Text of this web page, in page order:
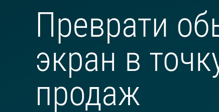
САМООБСЛУЖИВАНИЕ
Робокиоск (ХИТ)
Вендинг
Мульти корнеры
Микромаркет
Преврати
экран в
продаж